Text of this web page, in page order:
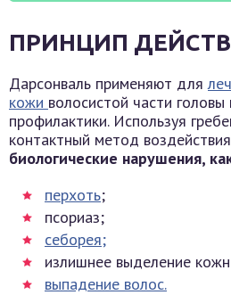
ПРИНЦИП
Дарсонваль применяют для
кожи волосистой части
профилактики. Используя
контактный метод
биологические нарушения,
перхоть;
псориаз;
себорея;
излишнее выделение
выпадение волос.